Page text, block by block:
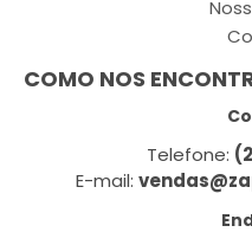
COMO NOS
Telefone:
E-mail: